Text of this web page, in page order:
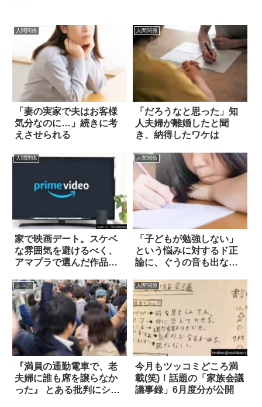
人間関係
「妻の実家で夫はお客様
気分なのに…」続きに考
えさせられる
人間関係
「だろうなと思った」知
人夫婦が離婚したと聞
き、納得したワケは
人間関係
家で映画デート。スケベ
な雰囲気を避けるべく、
アマプラで選んだ作品
人間関係
「子どもが勉強しない」
という悩みに対するド正
論に、ぐうの音も出な
シニア
『満員の通勤電車で、老
夫婦に誰も席を譲らなか
った』 とある批判にシビ
人間関係
今月もツッコミどころ満
載(笑)！話題の「家族会議
議事録」6月度分が公開